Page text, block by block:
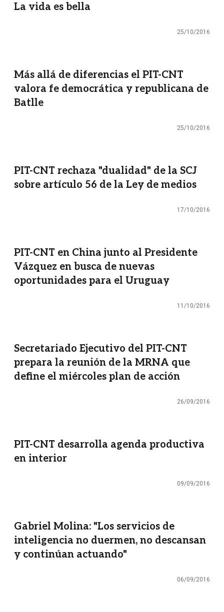
La vida es bella
25/10/2016
Más allá de diferencias el PIT-CNT
valora fe democrática y republicana de
Batlle
25/10/2016
PIT-CNT rechaza "dualidad" de la SCJ
sobre artículo 56 de la Ley de medios
17/10/2016
PIT-CNT en China junto al Presidente
Vázquez en busca de nuevas
oportunidades para el Uruguay
11/10/2016
Secretariado Ejecutivo del PIT-CNT
prepara la reunión de la MRNA que
define el miércoles plan de acción
26/09/2016
PIT-CNT desarrolla agenda productiva
en interior
09/09/2016
Gabriel Molina: "Los servicios de
inteligencia no duermen, no descansan
y continúan actuando"
06/09/2016